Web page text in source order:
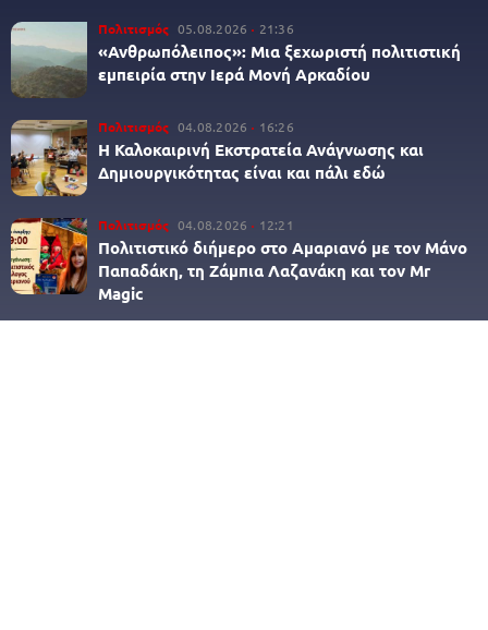
Πολιτισμός 05.08.2026 21:36
«Ανθρωπόλειπος»: Μια ξεχωριστή πολιτιστική
εμπειρία στην Ιερά Μονή Αρκαδίου
Πολιτισμός 04.08.2026 16:26
Η Καλοκαιρινή Εκστρατεία Ανάγνωσης και
Δημιουργικότητας είναι και πάλι εδώ
Πολιτισμός 04.08.2026 12:21
Πολιτιστικό διήμερο στο Αμαριανό με τον Μάνο
Παπαδάκη, τη Ζάμπια Λαζανάκη και τον Mr
Magic